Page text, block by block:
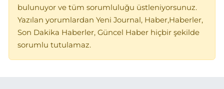
bulunuyor ve tüm sorumluluğu üstleniyorsunuz.
Yazılan yorumlardan Yeni Journal, Haber,Haberler,
Son Dakika Haberler, Güncel Haber hiçbir şekilde
sorumlu tutulamaz.